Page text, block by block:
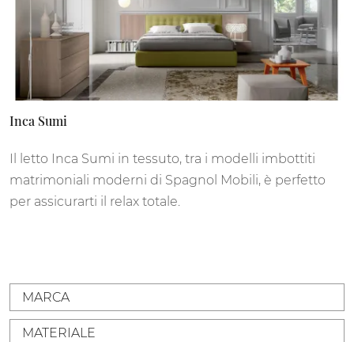
Inca Sumi
Il letto Inca Sumi in tessuto, tra i modelli imbottiti
matrimoniali moderni di Spagnol Mobili, è perfetto
per assicurarti il relax totale.
MARCA
MATERIALE